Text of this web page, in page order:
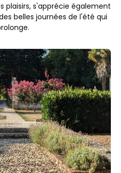
plaisirs, s'apprécie également
belles journées de l'été qui